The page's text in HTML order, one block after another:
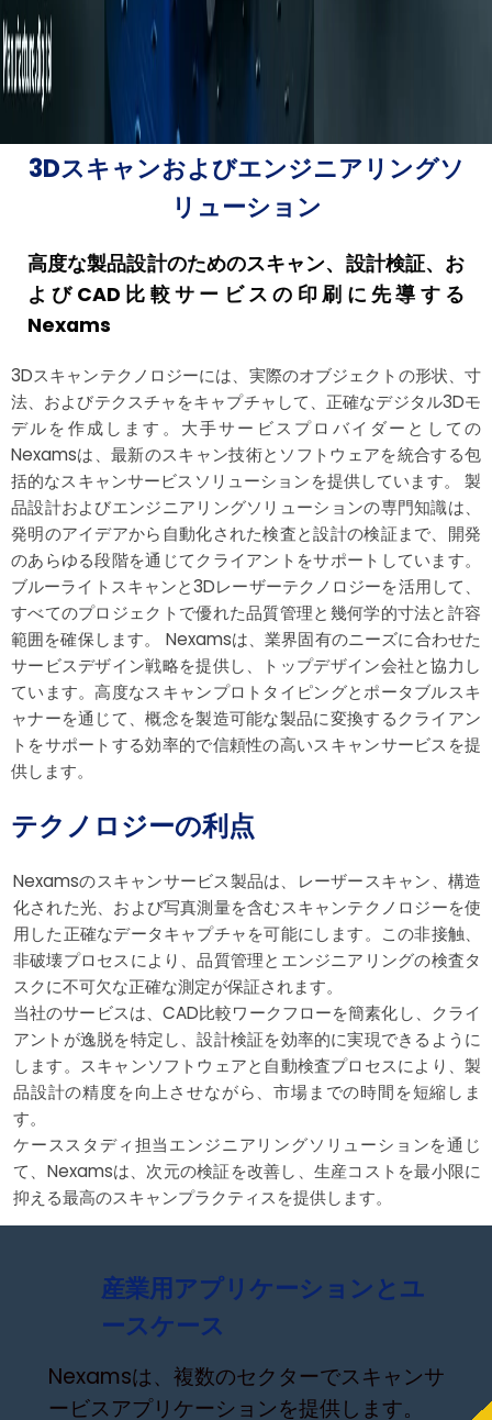
3Dスキャンおよびエンジニアリングソ
リューション
高度な製品設計のためのスキャン、設計検証、お
よびCAD比較サービスの印刷に先導する
Nexams
3Dスキャンテクノロジーには、実際のオブジェクトの形状、寸
法、およびテクスチャをキャプチャして、正確なデジタル3Dモ
デルを作成します。大手サービスプロバイダーとしての
Nexamsは、最新のスキャン技術とソフトウェアを統合する包
括的なスキャンサービスソリューションを提供しています。 製
品設計およびエンジニアリングソリューションの専門知識は、
発明のアイデアから自動化された検査と設計の検証まで、開発
のあらゆる段階を通じてクライアントをサポートしています。
ブルーライトスキャンと3Dレーザーテクノロジーを活用して、
すべてのプロジェクトで優れた品質管理と幾何学的寸法と許容
範囲を確保します。 Nexamsは、業界固有のニーズに合わせた
サービスデザイン戦略を提供し、トップデザイン会社と協力し
ています。高度なスキャンプロトタイピングとポータブルスキ
ャナーを通じて、概念を製造可能な製品に変換するクライアン
トをサポートする効率的で信頼性の高いスキャンサービスを提
供します。
テクノロジーの利点
Nexamsのスキャンサービス製品は、レーザースキャン、構造
化された光、および写真測量を含むスキャンテクノロジーを使
用した正確なデータキャプチャを可能にします。この非接触、
非破壊プロセスにより、品質管理とエンジニアリングの検査タ
スクに不可欠な正確な測定が保証されます。
当社のサービスは、CAD比較ワークフローを簡素化し、クライ
アントが逸脱を特定し、設計検証を効率的に実現できるように
します。スキャンソフトウェアと自動検査プロセスにより、製
品設計の精度を向上させながら、市場までの時間を短縮しま
す。
ケーススタディ担当エンジニアリングソリューションを通じ
て、Nexamsは、次元の検証を改善し、生産コストを最小限に
抑える最高のスキャンプラクティスを提供します。
産業用アプリケーションとユ
ースケース
Nexamsは、複数のセクターでスキャンサ
ービスアプリケーションを提供します。